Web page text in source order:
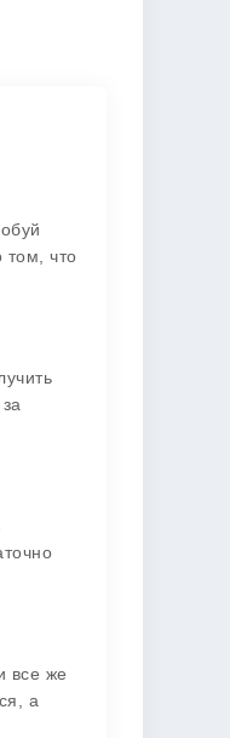
том, что
все же
а